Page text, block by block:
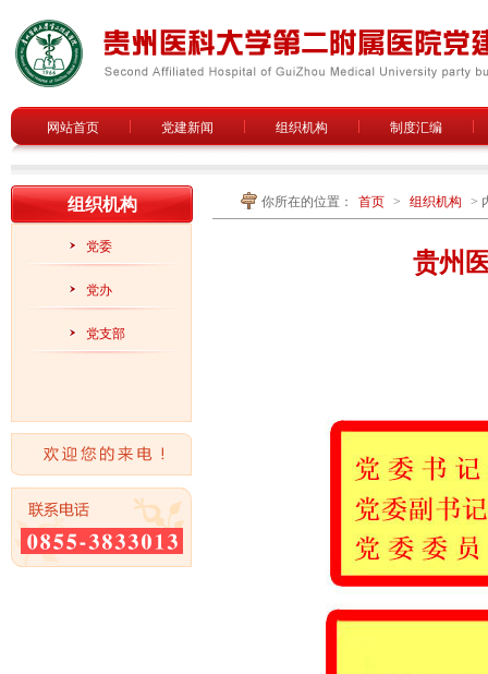
网站首页 党建新闻 组织机构 制度汇编
你所在的位置： 首页 > 组织机构 >
贵州
组织机构
党委
党办
党支部